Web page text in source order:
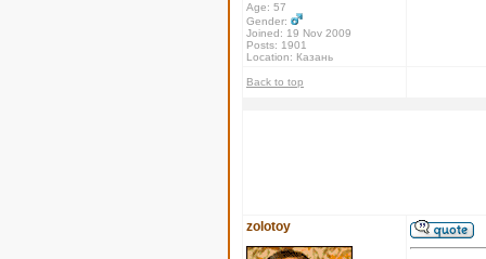
Age: 57
Gender:
Joined: 19 Nov 2009
Posts: 1901
Location: Казань
Back to top
zolotoy